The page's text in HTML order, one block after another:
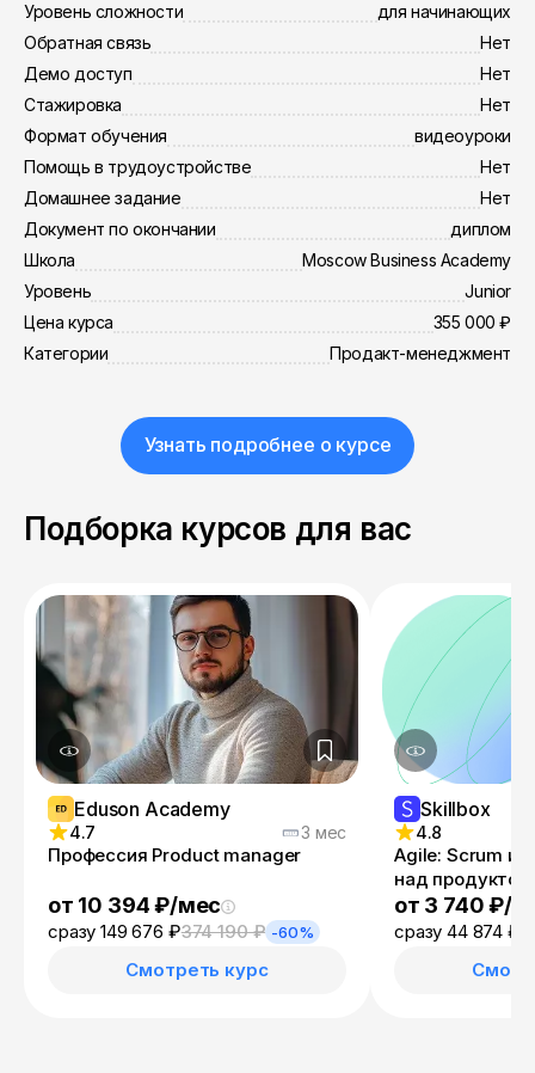
Уровень сложности
для начинающих
Обратная связь
Нет
Демо доступ
Нет
Стажировка
Нет
Формат обучения
видеоуроки
Помощь в трудоустройстве
Нет
Домашнее задание
Нет
Документ по окончании
диплом
Школа
Moscow Business Academy
Уровень
Junior
Цена курса
355 000 ₽
Категории
Продакт-менеджмент
Узнать подробнее о курсе
Подборка курсов для вас
Eduson Academy
4.7 3 мес
Профессия Product manager
от 10 394 ₽/мес
сразу 149 676 ₽374 190 ₽ -60%
Смотреть курс
Skillbox
4.8
Agile: Scrum и
над продуктом
от 3 740 ₽/
сразу 44 874 ₽